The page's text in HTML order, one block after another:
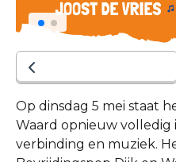
Op dinsdag 5 mei staat
Waard opnieuw volledig
verbinding en muziek.